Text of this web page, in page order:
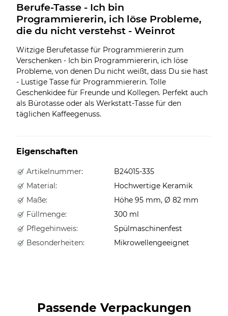
Berufe-Tasse - Ich bin
Programmiererin, ich löse Probleme,
die du nicht verstehst - Weinrot
Witzige Berufetasse für Programmiererin zum
Verschenken - Ich bin Programmiererin, ich löse
Probleme, von denen Du nicht weißt, dass Du sie hast
- Lustige Tasse für Programmiererin. Tolle
Geschenkidee für Freunde und Kollegen. Perfekt auch
als Bürotasse oder als Werkstatt-Tasse für den
täglichen Kaffeegenuss.
Eigenschaften
Artikelnummer:
B24015-335
Material:
Hochwertige Keramik
Maße:
Höhe 95 mm, Ø 82 mm
Füllmenge:
300 ml
Pflegehinweis:
Spülmaschinenfest
Besonderheiten:
Mikrowellengeeignet
Passende Verpackungen